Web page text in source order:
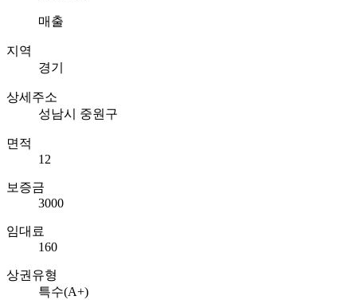
매출
지역
경기
상세주소
성남시 중원구
면적
12
보증금
3000
임대료
160
상권유형
특수(A+)